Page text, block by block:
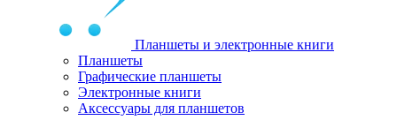
Планшеты и электронные книги
Планшеты
Графические планшеты
Электронные книги
Аксессуары для планшетов